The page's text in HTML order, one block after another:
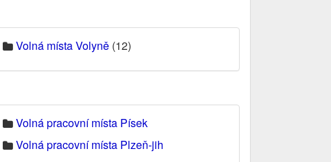
Volná místa Volyně (12)
Volná pracovní místa Písek
Volná pracovní místa Plzeň-jih